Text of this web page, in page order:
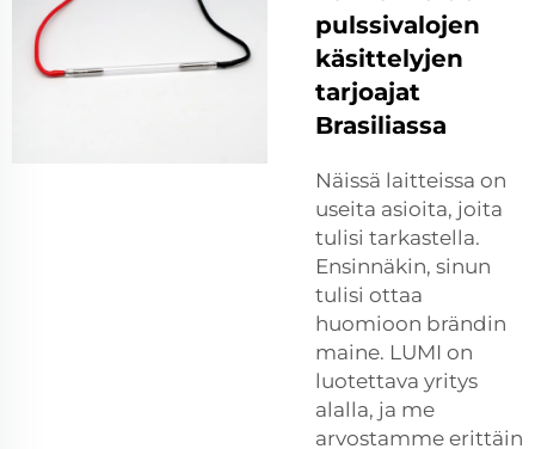
pulssivalojen
käsittelyjen
tarjoajat
Brasiliassa
Näissä laitteissa on
useita asioita, joita
tulisi tarkastella.
Ensinnäkin, sinun
tulisi ottaa
huomioon brändin
maine. LUMI on
luotettava yritys
alalla, ja me
arvostamme erittäin